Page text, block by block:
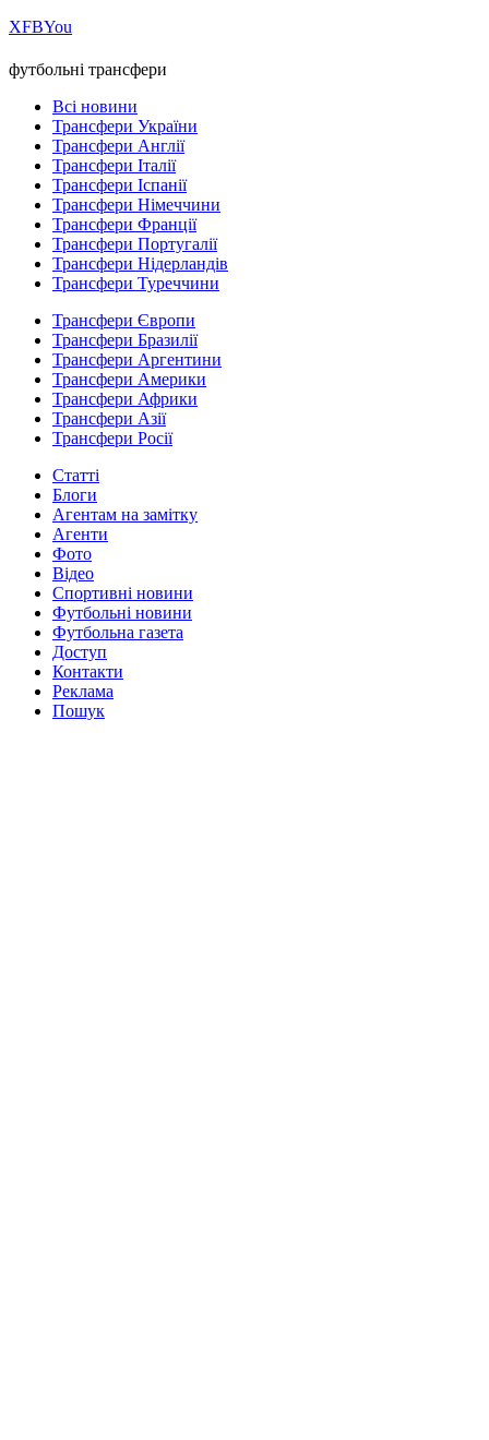
ХFBYou
футбольні трансфери
Всі новини
Трансфери України
Трансфери Англії
Трансфери Італії
Трансфери Іспанії
Трансфери Німеччини
Трансфери Франції
Трансфери Португалії
Трансфери Нідерландів
Трансфери Туреччини
Трансфери Європи
Трансфери Бразилії
Трансфери Аргентини
Трансфери Америки
Трансфери Африки
Трансфери Азії
Трансфери Росії
Статті
Блоги
Агентам на замітку
Агенти
Фото
Відео
Спортивні новини
Футбольні новини
Футбольна газета
Доступ
Контакти
Реклама
Пошук